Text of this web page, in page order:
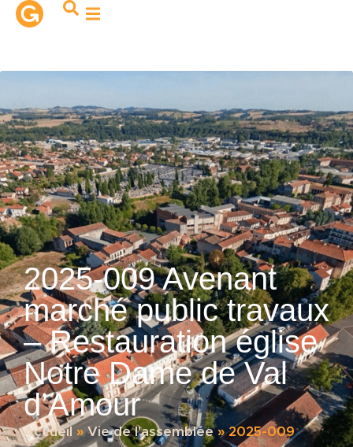
principal
2025-009 Avenant
marché public travaux
– Restauration église
Notre Dame de Val
d’Amour
Accueil »Vie de l'assemblée»2025-009